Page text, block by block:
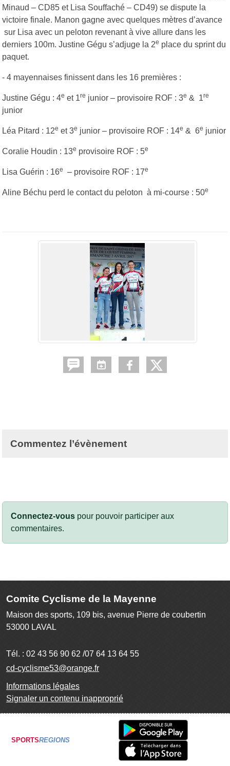
Minaud – CD85 et Lisa Souffaché – CD49) se dispute la
victoire finale. Manon gagne avec quelques mètres d’avance
sur Lisa avec un peloton revenant à vive allure dans les
derniers 100m. Justine Gégu s’adjuge la 2e place du sprint du
paquet.
- 4 mayennaises finissent dans les 16 premières :
Justine Gégu : 4e et 1re junior – provisoire ROF : 3e & 1re
junior
Léa Pitard : 12e et 3e junior – provisoire ROF : 14e & 6e junior
Coralie Houdin : 13e provisoire ROF : 5e
Lisa Guérin : 16e – provisoire ROF : 17e
Aline Béchu perd le contact du peloton à mi-course : 50e
Commentez l’évènement
Connectez-vous pour pouvoir participer aux
commentaires.
Comite Cyclisme de la Mayenne
Maison des sports, 109 bis, avenue Pierre de coubertin
53000 LAVAL
Tél. : 02 43 56 90 62 /07 64 13 64 55
cd-cyclisme53@orange.fr
Informations légales
Signaler un contenu inapproprié
SPORTSREGIONS